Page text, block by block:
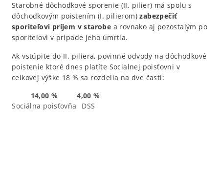
Starobné dôchodkové sporenie (II. pilier) má spolu s
dôchodkovým poistením (I. pilierom)zabezpečiť
sporiteľovi príjem v starobe a rovnako aj pozostalým po
sporiteľovi v prípade jeho úmrtia.
Ak vstúpite do II. piliera, povinné odvody na dôchodkové
poistenie ktoré dnes platíte Socialnej poisťovni v
celkovej výške 18 % sa rozdelia na dve časti:
14,00 %
4,00 %
Sociálna poisťovňa
DSS